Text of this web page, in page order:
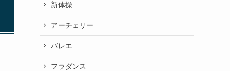
新体操
アーチェリー
バレエ
フラダンス